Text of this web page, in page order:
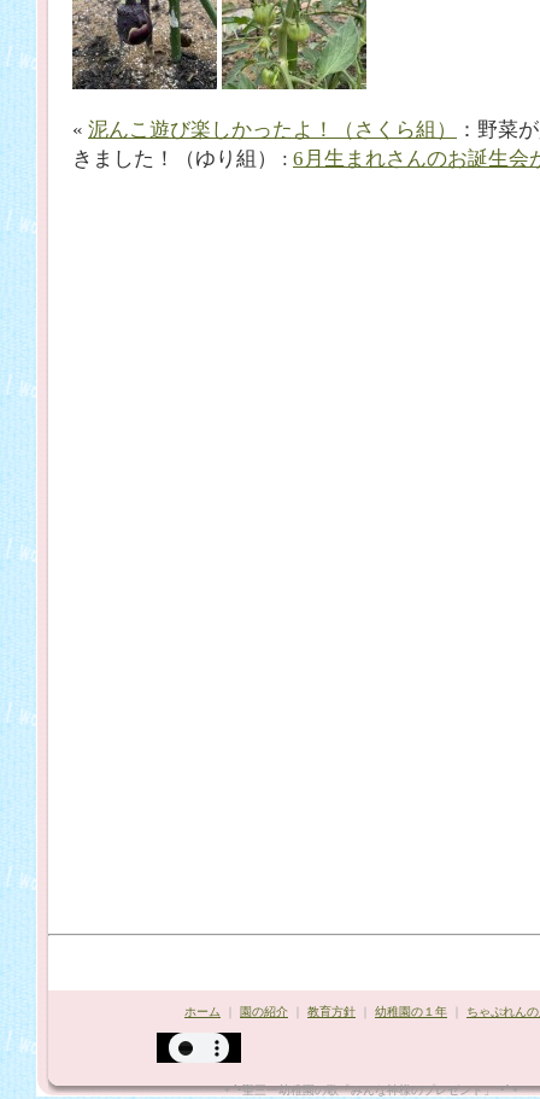
« 泥んこ遊び楽しかったよ！（さくら組）
：野菜
きました！（ゆり組） : 6月生まれさんのお誕生会
ホーム 園の紹介 教育方針 幼稚園の１年 ちゃぷれん
*¨`•聖三一幼稚園の歌「みんな神様のプレゼント」"•´¨*